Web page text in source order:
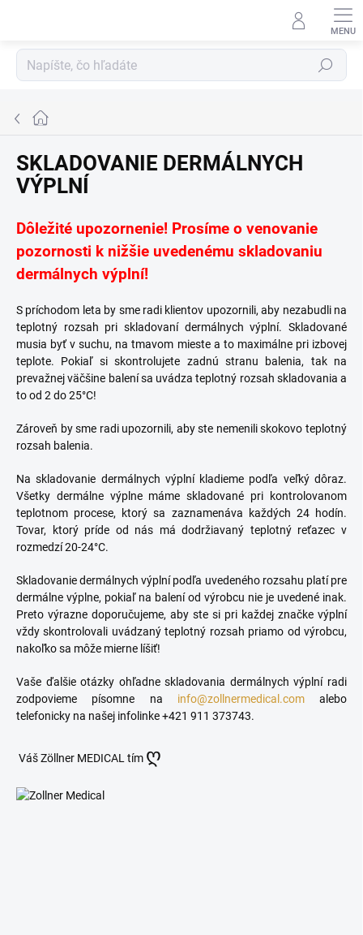
Hľadať
Domov
SKLADOVANIE DERMÁLNYCH
VÝPLNÍ
Dôležité upozornenie! Prosíme o venovanie
pozornosti k nižšie uvedenému skladovaniu
dermálnych výplní!
S príchodom leta by sme radi klientov upozornili, aby nezabudli na
teplotný rozsah pri skladovaní dermálnych výplní. Skladované
musia byť v suchu, na tmavom mieste a to maximálne pri izbovej
teplote. Pokiaľ si skontrolujete zadnú stranu balenia, tak na
prevažnej väčšine balení sa uvádza teplotný rozsah skladovania a
to od 2 do 25°C!
Zároveň by sme radi upozornili, aby ste nemenili skokovo teplotný
rozsah balenia.
Na skladovanie dermálnych výplní kladieme podľa veľký dôraz.
Všetky dermálne výplne máme skladované pri kontrolovanom
teplotnom procese, ktorý sa zaznamenáva každých 24 hodín.
Tovar, ktorý príde od nás má dodržiavaný teplotný reťazec v
rozmedzí 20-24°C.
Skladovanie dermálnych výplní podľa uvedeného rozsahu platí pre
dermálne výplne, pokiaľ na balení od výrobcu nie je uvedené inak.
Preto výrazne doporučujeme, aby ste si pri každej značke výplní
vždy skontrolovali uvádzaný teplotný rozsah priamo od výrobcu,
nakoľko sa môže mierne líšiť!
Vaše ďalšie otázky ohľadne skladovania dermálnych výplní radi
zodpovieme písomne na info@zollnermedical.comalebo
telefonicky na našej infolinke +421 911 373743.
Váš Zöllner MEDICAL tím ღ